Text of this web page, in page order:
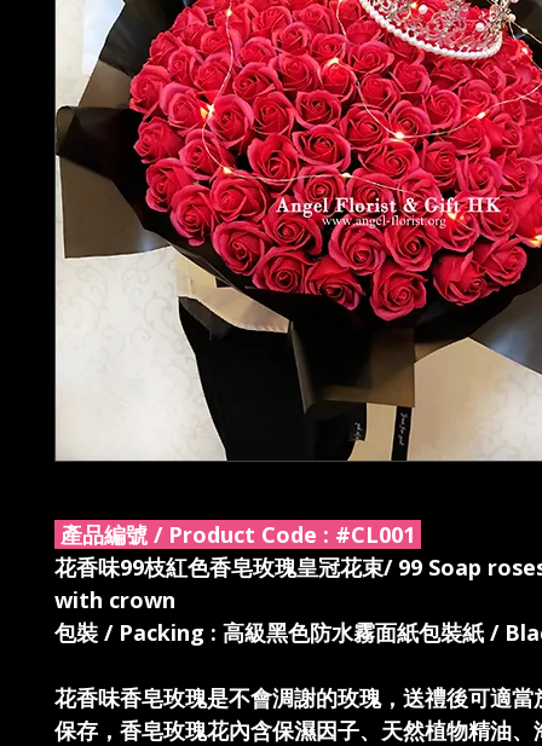
產品編號 / Product Code : #CL001
花香味99枝紅色香皂玫瑰皇冠花束/ 99 Soap
with crown
包裝 / Packing : 高級黑色防水霧面紙包裝紙 /
花香味香皂玫瑰是不會淍謝的玫瑰，送禮後可適當
保存，香皂玫瑰花內含保濕因子、天然植物精油、